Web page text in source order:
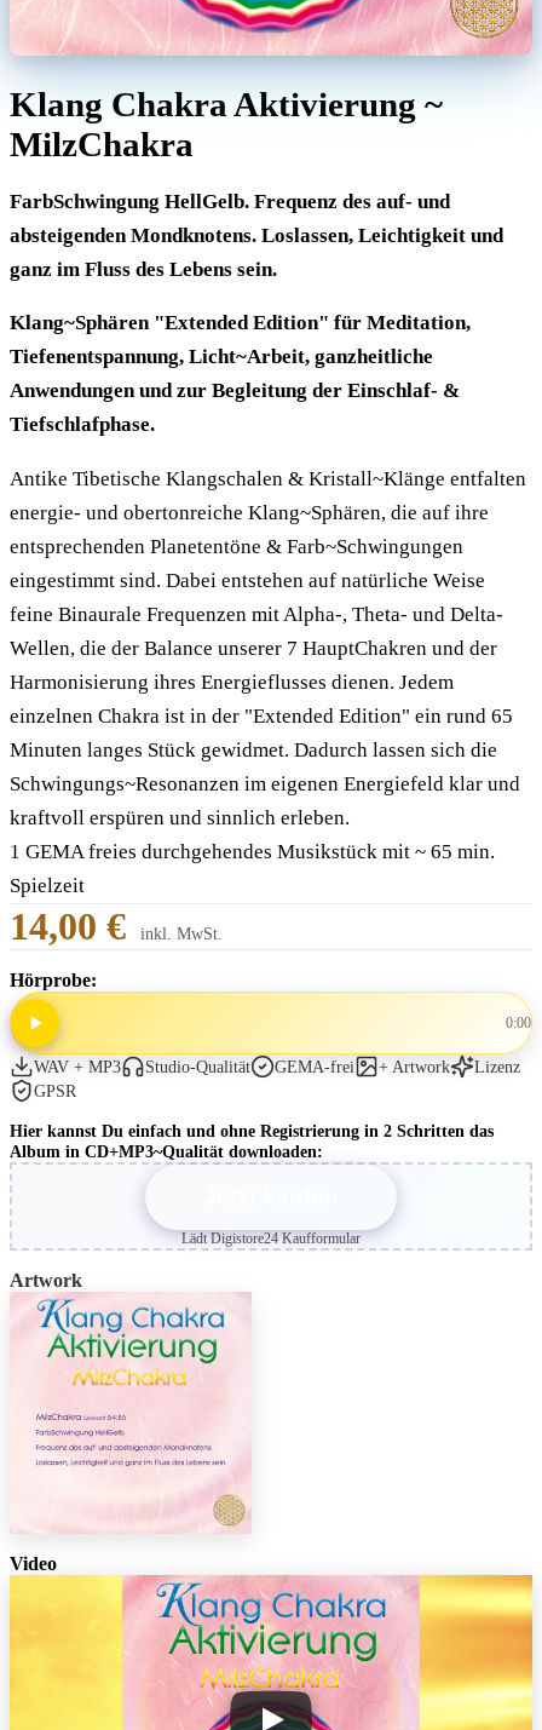
Klang Chakra Aktivierung ~
MilzChakra
FarbSchwingung HellGelb. Frequenz des auf- und
absteigenden Mondknotens. Loslassen, Leichtigkeit und
ganz im Fluss des Lebens sein.
Klang~Sphären "Extended Edition" für Meditation,
Tiefenentspannung, Licht~Arbeit, ganzheitliche
Anwendungen und zur Begleitung der Einschlaf- &
Tiefschlafphase.
Antike Tibetische Klangschalen & Kristall~Klänge entfalten
energie- und obertonreiche Klang~Sphären, die auf ihre
entsprechenden Planetentöne & Farb~Schwingungen
eingestimmt sind. Dabei entstehen auf natürliche Weise
feine Binaurale Frequenzen mit Alpha-, Theta- und Delta-
Wellen, die der Balance unserer 7 HauptChakren und der
Harmonisierung ihres Energieflusses dienen. Jedem
einzelnen Chakra ist in der "Extended Edition" ein rund 65
Minuten langes Stück gewidmet. Dadurch lassen sich die
Schwingungs~Resonanzen im eigenen Energiefeld klar und
kraftvoll erspüren und sinnlich erleben.
1 GEMA freies durchgehendes Musikstück mit ~ 65 min.
Spielzeit
14,00 € inkl. MwSt.
Hörprobe:
0:00
WAV + MP3 Studio-Qualität GEMA-frei + Artwork
Lizenz
GPSR
Hier kannst Du einfach und ohne Registrierung in 2 Schritten das
Album in CD+MP3~Qualität downloaden:
Lädt Digistore24 Kaufformular
Artwork
Video